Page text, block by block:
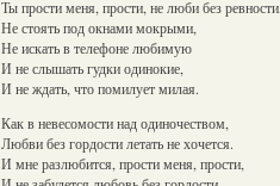
Ты прости меня, прости, не люби без ревности,
Не стоять под окнами мокрыми,
Не искать в телефоне любимую
И не слышать гудки одинокие,
И не ждать, что помилует милая.
Как в невесомости над одиночеством,
Любви без гордости летать не хочется.
И мне разлюбится, прости меня, прости,